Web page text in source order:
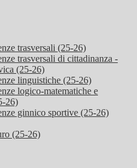
trasversali (25-26)
trasversali di cittadinanza -
(25-26)
linguistiche (25-26)
logico-matematiche e
26)
ginnico sportive (25-26)
(25-26)